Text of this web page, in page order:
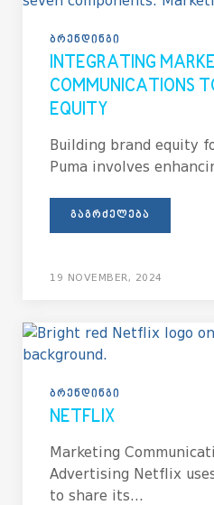
ᲑᲠᲔᲜᲓᲘᲜᲒᲘ
INTEGRATING
COMMUNICATIONS
EQUITY
Building brand equity
Puma involves
ᲒᲐᲒᲠᲫᲔᲚᲔᲑᲐ
19 NOVEMBER, 2024
ᲑᲠᲔᲜᲓᲘᲜᲒᲘ
NETFLIX
Marketing
Advertising Netflix
to share its...